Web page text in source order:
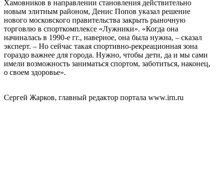
Хамовников в направлении становления действительно
новым элитным районом, Денис Попов указал решение
нового московского правительства закрыть рыночную
торговлю в спорткомплексе «Лужники». «Когда она
начиналась в 1990-е гг., наверное, она была нужна, – сказал
эксперт. – Но сейчас такая спортивно-рекреационная зона
гораздо важнее для города. Нужно, чтобы дети, да и мы сами
имели возможность заниматься спортом, заботиться, наконец,
о своем здоровье».
Сергей Жарков, главный редактор портала www.irn.ru